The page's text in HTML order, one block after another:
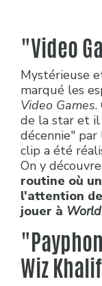
"Video
Mystérieuse
marqué les
Video Games.
de la star et il
décennie" par
clip a été
On y découvre
routine où
l'attention
jouer à
Wiz